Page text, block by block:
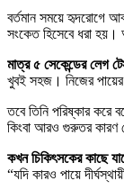
বর্তমান সময়ে হৃদরোগে
সংকেত হিসেবে ধরা হয়।
মাত্র ৫ সেকেন্ডের লেগ
খুবই সহজ। নিজের পায়ের
তবে তিনি পরিষ্কার করে
কিংবা আরও গুরুতর কারণ
কখন চিকিৎসকের কাছে
“যদি কারও পায়ে